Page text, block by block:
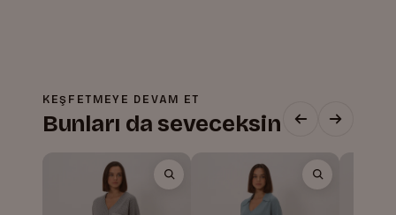
KEŞFETMEYE DEVAM ET
Bunları da seveceksin